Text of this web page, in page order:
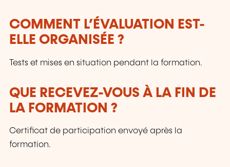
COMMENT L’ÉVALUATION EST-
ELLE ORGANISÉE ?
Tests et mises en situation pendant la formation.
QUE RECEVEZ-VOUS À LA FIN DE
LA FORMATION ?
Certificat de participation envoyé après la
formation.